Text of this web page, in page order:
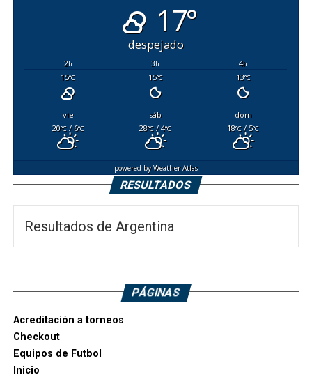
17°
despejado
2h 3h 4h
15°C 15°C 13°C
vie sáb
dom
20°C/ 6°C 28°C / 4°C 18°C / 5°C
powered byWeather Atlas
RESULTADOS
Resultados de Argentina
PÁGINAS
Acreditación a torneos
Checkout
Equipos de Futbol
Inicio